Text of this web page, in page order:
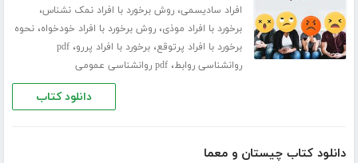
افراد سادیسمی،روش برخورد با افراد نمک نشناس،
برخورد با افراد موذی،روش برخورد با افراد خودخواه،نحوه
برخورد با افراد پرتوقع،برخورد با افراد پررو،pdf
روانشناسی روابط،pdf روانشناسی عمومی
دانلود کتاب
دانلود کتاب چیستان و معما